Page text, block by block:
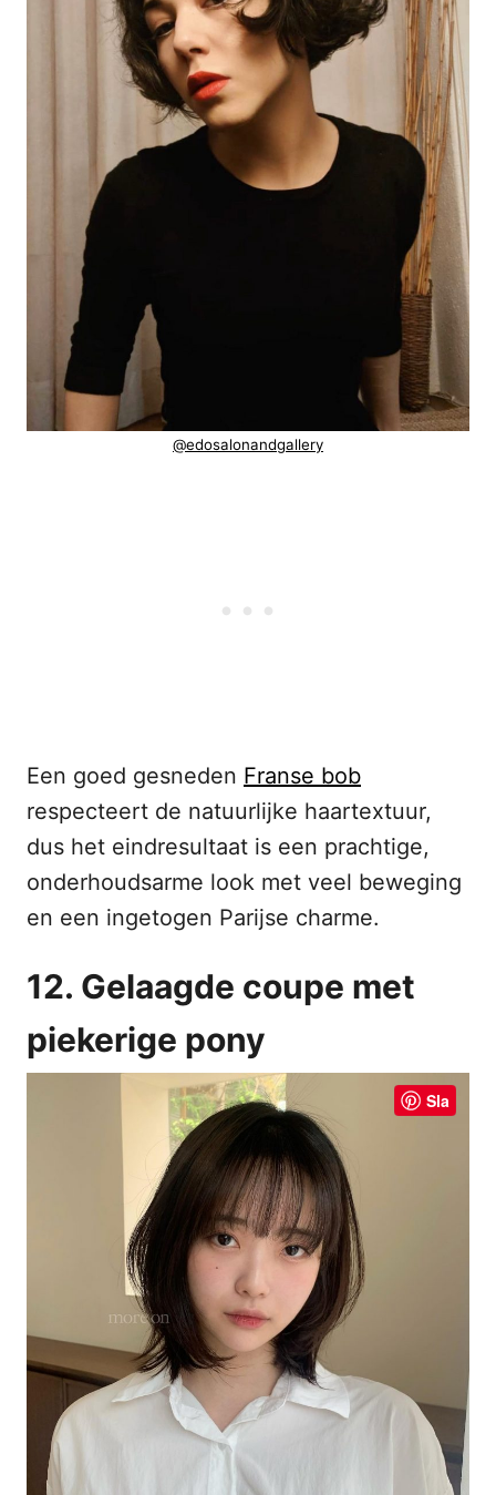
@edosalonandgallery
Een goed gesneden Franse bob
respecteert de natuurlijke haartextuur,
dus het eindresultaat is een prachtige,
onderhoudsarme look met veel beweging
en een ingetogen Parijse charme.
12. Gelaagde coupe met
piekerige pony
Sla